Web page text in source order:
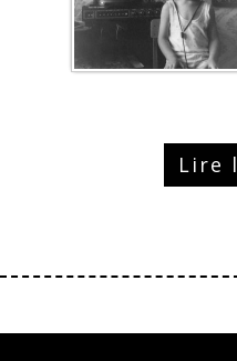
Lire